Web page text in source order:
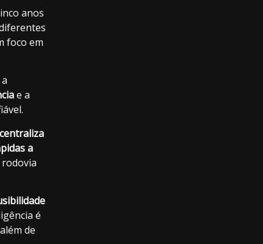
anos
foco em
e a
centraliza
a
é
de